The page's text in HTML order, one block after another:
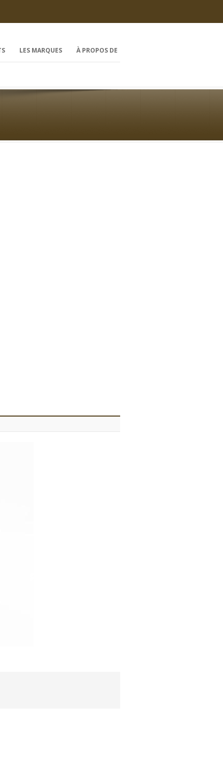
LES MARQUES À PROPOS DE